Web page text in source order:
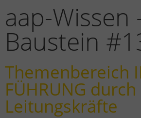
aap-Wissen
Baustein
Themenbereich
FÜHRUNG durch
Leitungskräfte